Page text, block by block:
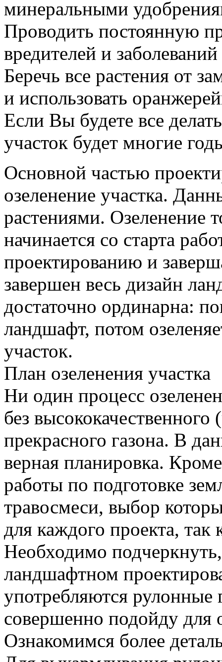
минеральными
Проводить постоянную
вредителей и
Беречь все растения от
и использовать
Если Вы будете все
участок будет многие
Основной частью
озеленение участка.
растениями. Озеленение
начинается со старта
проектированию и
завершен весь дизайн
достаточно ординарна:
ландшафт, потом
участок.
План озеленения участка
Ни один процесс
без
прекрасного газона. В
верная планировка.
работы по подготовке
травосмеси, выбор
для каждого проекта,
Необходимо
ландшафтном
употребляются
совершенно подойду для
Ознакомимся более